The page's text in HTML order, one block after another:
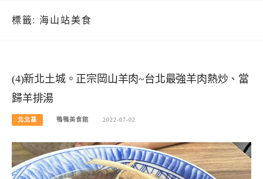
標籤: 海山站美食
(4)新北土城。正宗岡山羊肉~台北最強羊肉熱炒、當
歸羊排湯
北北基 鴨鴨美食館 2022-07-02